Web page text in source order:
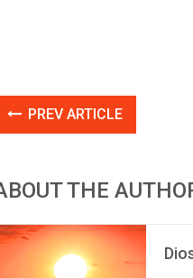
PREV ARTICLE
THE